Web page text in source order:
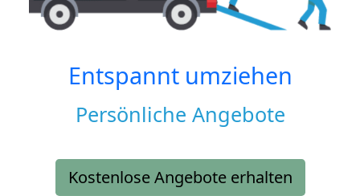
Entspannt umziehen
Persönliche Angebote
Kostenlose Angebote erhalten